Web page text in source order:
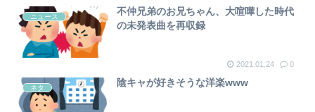
ニュース
不仲兄弟のお兄ちゃん、大喧嘩した時代
の未発表曲を再収録
2021.01.24 0
ネタ 陰キャが好きそうな洋楽www